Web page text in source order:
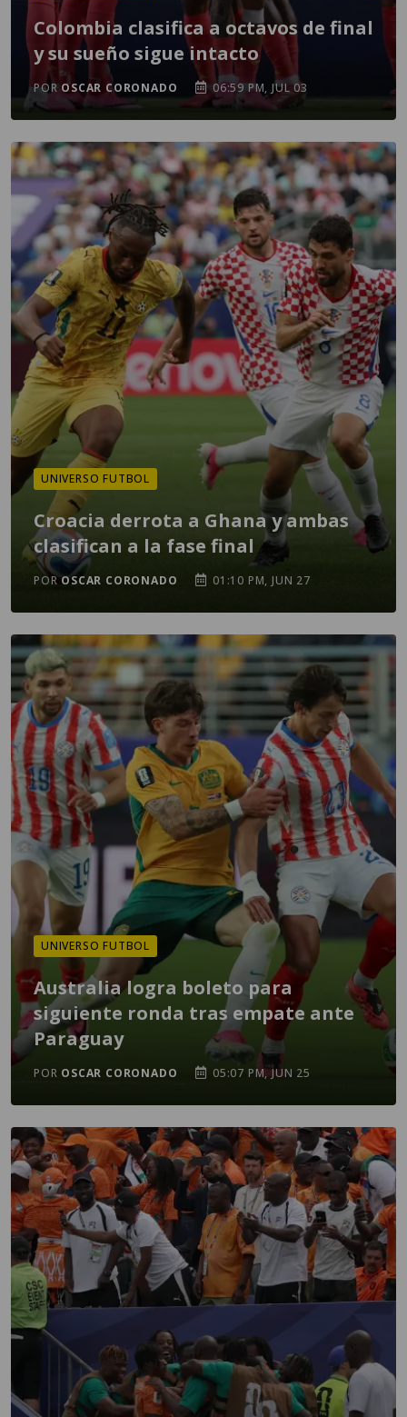
Colombia clasifica a octavos de final
y su sueño sigue intacto
POR OSCAR CORONADO 06:59 PM, JUL 03
UNIVERSO FUTBOL
Croacia derrota a Ghana y ambas
clasifican a la fase final
POROSCAR CORONADO 01:10 PM, JUN 27
UNIVERSO FUTBOL
Australia logra boleto para
siguiente ronda tras empate ante
Paraguay
POR OSCAR CORONADO 05:07 PM, JUN 25